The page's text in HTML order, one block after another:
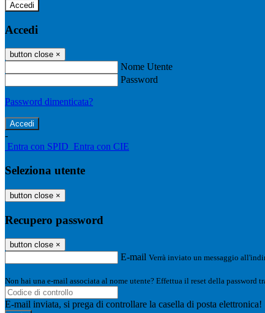
Accedi
Accedi
button close ×
Nome Utente
Password
Password dimenticata?
-
Entra con SPID Entra con CIE
Seleziona utente
button close ×
Recupero password
button close ×
E-mail Verrà inviato un messaggio
Non hai una e-mail associata al nome utente? Effettua il reset della password
E-mail inviata, si prega di controllare la casella di posta elettronica!